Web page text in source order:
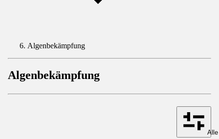
Algenbekämpfung
Algenbekämpfung